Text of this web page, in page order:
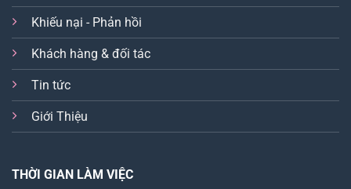
Khiếu nại - Phản hồi
Khách hàng & đối tác
Tin tức
Giới Thiệu
THỜI GIAN LÀM VIỆC